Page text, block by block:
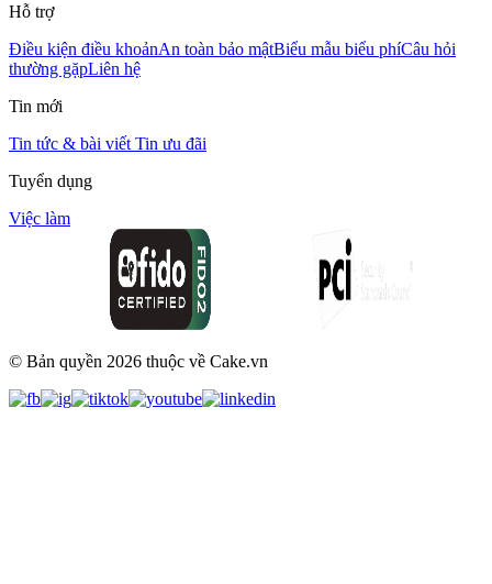
Hỗ trợ
Điều kiện điều khoảnAn toàn bảo mậtBiểu mẫu biểu phíCâu hỏi
thường gặpLiên hệ
Tin mới
Tin tức & bài viết Tin ưu đãi
Tuyển dụng
Việc làm
© Bản quyền 2026 thuộc về Cake.vn